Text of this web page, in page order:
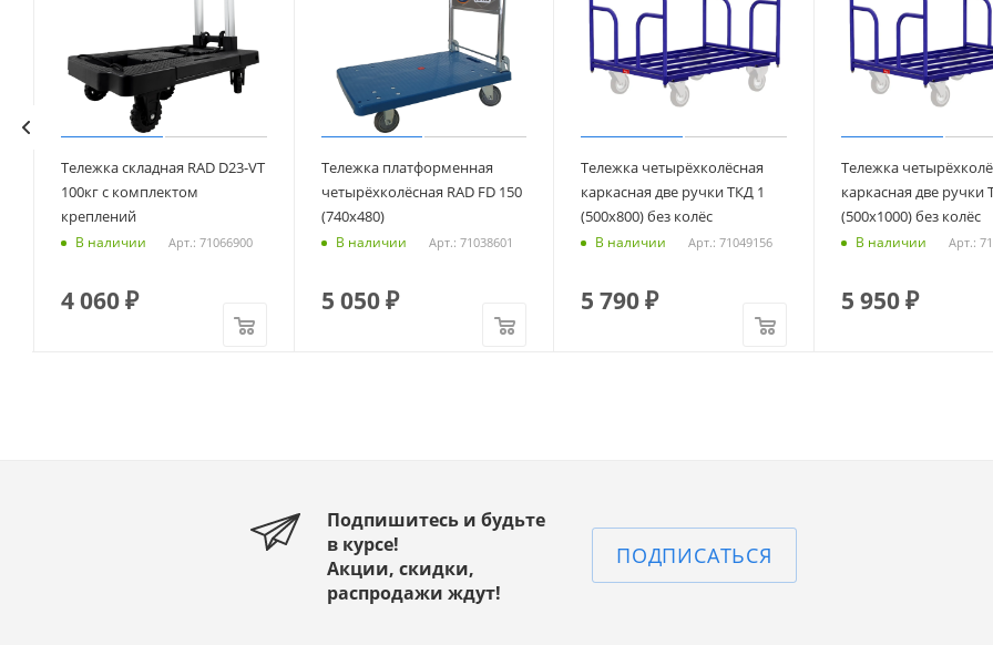
Тележка складная RAD D23-VT
100кг с комплектом
креплений
В наличии Арт.: 71066900
4 060₽
Тележка платформенная
четырёхколёсная RAD FD 150
(740х480)
В наличии Арт.: 71038601
5 050₽
Тележка четырёхколёсная
каркасная две ручки ТКД 1
(500х800) без колёс
В наличии Арт.: 71049156
5 790₽
Тележка
каркасная две ручки
(500х1000) без колёс
В наличии Арт.:
5 950₽
Подпишитесь и будьте
в курсе!
Акции, скидки,
распродажи ждут!
ПОДПИСАТЬСЯ